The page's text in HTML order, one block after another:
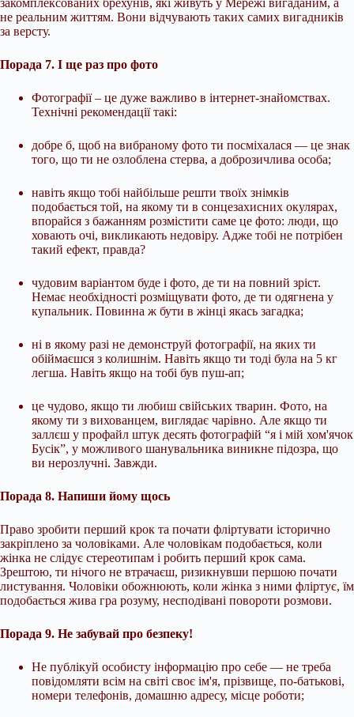
закомплексованих брехунів, які живуть у Мережі вигаданим, а
не реальним життям. Вони відчувають таких самих вигадників
за версту.
Порада 7. І ще раз про фото
Фотографії – це дуже важливо в інтернет-знайомствах.
Технічні рекомендації такі:
добре б, щоб на вибраному фото ти посміхалася — це знак
того, що ти не озлоблена стерва, а доброзичлива особа;
навіть якщо тобі найбільше решти твоїх знімків
подобається той, на якому ти в сонцезахисних окулярах,
впорайся з бажанням розмістити саме це фото: люди, що
ховають очі, викликають недовіру. Адже тобі не потрібен
такий ефект, правда?
чудовим варіантом буде і фото, де ти на повний зріст.
Немає необхідності розміщувати фото, де ти одягнена у
купальник. Повинна ж бути в жінці якась загадка;
ні в якому разі не демонструй фотографії, на яких ти
обіймаєшся з колишнім. Навіть якщо ти тоді була на 5 кг
легша. Навіть якщо на тобі був пуш-ап;
це чудово, якщо ти любиш свійських тварин. Фото, на
якому ти з вихованцем, виглядає чарівно. Але якщо ти
заллєш у профайл штук десять фотографій “я і мій хом'ячок
Бусік”, у можливого шанувальника виникне підозра, що
ви нерозлучні. Завжди.
Порада 8. Напиши йому щось
Право зробити перший крок та почати фліртувати історично
закріплено за чоловіками. Але чоловікам подобається, коли
жінка не слідує стереотипам і робить перший крок сама.
Зрештою, ти нічого не втрачаєш, ризикнувши першою почати
листування. Чоловіки обожнюють, коли жінка з ними фліртує, їм
подобається жива гра розуму, несподівані повороти розмови.
Порада 9. Не забувай про безпеку!
Не публікуй особисту інформацію про себе — не треба
повідомляти всім на світі своє ім'я, прізвище, по-батькові,
номери телефонів, домашню адресу, місце роботи;